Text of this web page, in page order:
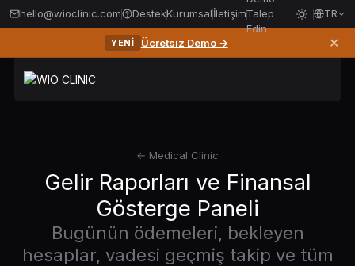
hello@wioclinic.com DestekKurumsalİletişimTalep
Edin
TR
YENI Ücretsiz Demo → ✕
← Medical Clinic
Gelir Raporları ve Finansal
Gösterge Paneli
Bugünün ödemeleri, bekleyen
hesaplar, vadesi geçmiş takip ve tüm